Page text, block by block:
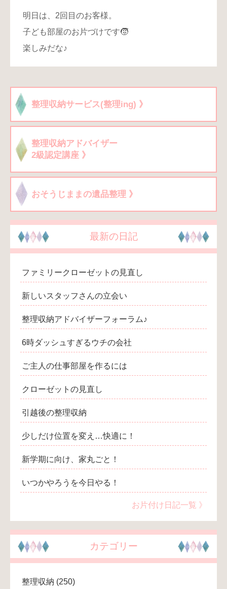
明日は、2回目のお客様。
子ども部屋のお片づけです🧒
楽しみだな♪
整理収納サービス(整理ing) 》
整理収納アドバイザー
2級認定講座 》
おそうじままの遺品整理 》
最新の日記
ファミリークローゼットの見直し
新しいスタッフさんの立会い
整理収納アドバイザーフォーラム♪
6時ダッシュすぎるウチの会社
ご主人の仕事部屋を作るには
クローゼットの見直し
引越後の整理収納
少しだけ位置を変え…快適に！
新学期に向け、家丸ごと！
いつかやろうを今日やる！
お片付け日記一覧 》
カテゴリー
整理収納 (250)